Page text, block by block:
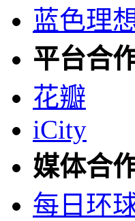
蓝色理
平台合
花瓣
iCity
媒体合
每日环